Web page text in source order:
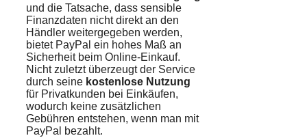
und die Tatsache, dass sensible
Finanzdaten nicht direkt an den
Händler weitergegeben werden,
bietet PayPal ein hohes Maß an
Sicherheit beim Online-Einkauf.
Nicht zuletzt überzeugt der Service
durch seine kostenlose Nutzung
für Privatkunden bei Einkäufen,
wodurch keine zusätzlichen
Gebühren entstehen, wenn man mit
PayPal bezahlt.